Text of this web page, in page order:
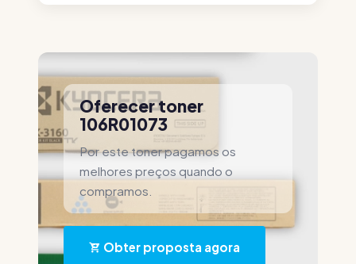
Oferecer toner
106R01073
Por este toner pagamos os
melhores preços quando o
compramos.
Obter proposta agora